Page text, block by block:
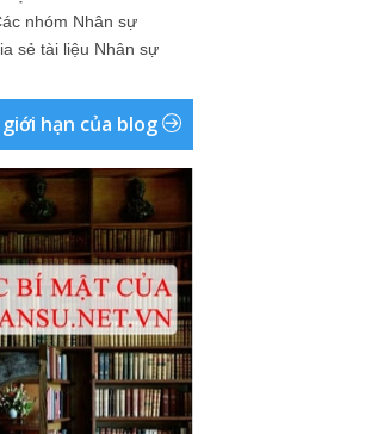
nhóm Nhân sự
sẻ tài liệu Nhân sự
hạn của blog